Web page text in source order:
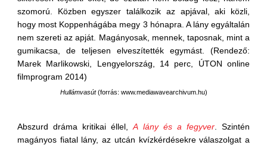
szomorú. Közben egyszer találkozik az apjával, aki közli,
hogy most Koppenhágába megy 3 hónapra. A lány egyáltalán
nem szereti az apját. Magányosak, mennek, taposnak, mint a
gumikacsa, de teljesen elveszítették egymást. (Rendező:
Marek Marlikowski, Lengyelország, 14 perc, ÚTON online
filmprogram 2014)
Hullámvasút (forrás: www.mediawavearchivum.hu)
Abszurd dráma kritikai éllel,A lány és a fegyver. Szintén
magányos fiatal lány, az utcán kvízkérdésekre válaszolgat a